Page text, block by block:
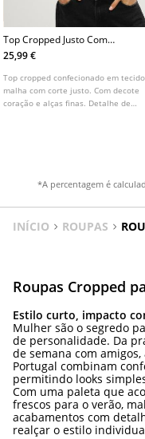
Top Cropped Justo Com
Estampado Floral
25,99 €
Top cropped confecionado em
malha com corte justo. Com decote
coração e alças finas. Detalhe de
*A percentagem é
INÍCIO ROUPAS
Roupas Cropped
Estilo curto, impacto
Mulher são o segredo
de personalidade. Da
de semana com
Portugal combinam
permitindo looks
Com uma paleta que
frescos para o verão,
acabamentos com
realçar o estilo